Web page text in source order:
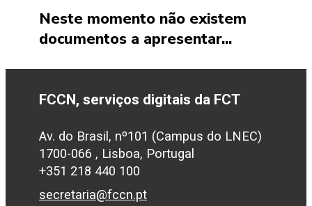
Neste momento não existem
documentos a apresentar...
FCCN, serviços digitais da FCT
Av. do Brasil, nº101 (Campus do LNEC)
1700-066 , Lisboa, Portugal
+351 218 440 100
secretaria@fccn.pt